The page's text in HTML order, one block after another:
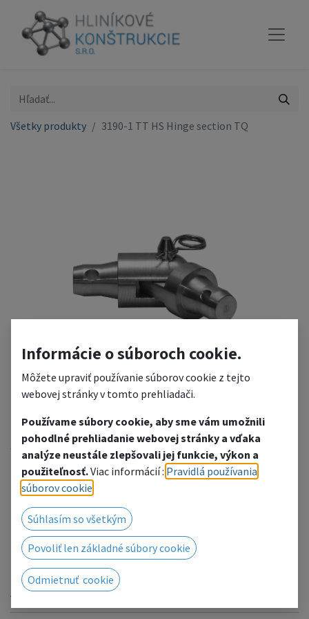
Všetky produkty 3190-1 TT HS Hinge section TQ
3190-1 TT HS Hinge section
TQ
TT HS for TQ - TAF
Pridať do zoznamu želaní
Radi Vám poskytneme cenovú ponuku, kliknutím
prejdete na kontaktný formulár.
Alebo nás kontaktujte telefonicky / e-mailom.
Informácie o súboroch cookie.
Môžete upraviť používanie súborov cookie z tejto
webovej stránky v tomto prehliadači.
Používame súbory cookie, aby sme vám umožnili
pohodlné prehliadanie webovej stránky a vďaka
analýze neustále zlepšovali jej funkcie, výkon a
použiteľnosť.Viac informácií : Pravidlá používania
súborov cookie
Súhlasím so všetkým
Povoliť len základné súbory cookie
Odmietnuť cookie